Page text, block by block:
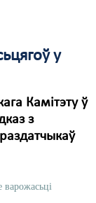
у
Камітэту ў
з
варожасьці